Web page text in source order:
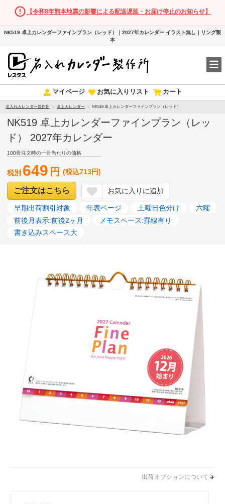
【令和8年熊本地震の影響による配送遅延・お届け停止のお知らせ】
NK519 卓上カレンダーファインプラン（レッド）｜2027年カレンダー イラスト無し｜リング製
本
マイページ お気に入りリスト カート
名入れカレンダー製作所 卓上カレンダー NK519 卓上カレンダーファインプラン（レッド）
NK519 卓上カレンダーファインプラン（レッ
ド） 2027年カレンダー
100冊注文時の一冊当たりの価格
税別 649 円 (税込713円)
ご注文はこちら お気に入りに追加
早期出荷割引対象 年表ページ 土曜日色分け
六曜
前後月表示:前後2ヶ月
メモスペース:罫線有り
書き込みスペース大
出荷オプションについて